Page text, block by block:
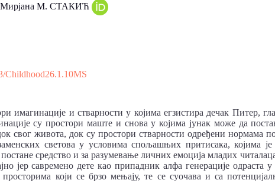
М. СТАКИЋ
Childhood26.1.10MS
имагинације и стварности у којима егзистира дечак Питер,
су простори маште и снова у којима јунак може да
свог живота, док су простори стварности одређени нормама
светова у условима спољашњих притисака, којима
средство и за разумевање личних емоција младих
јер савремено дете као припадник алфа генерације одраста
који се брзо мењају, те се суочава и са